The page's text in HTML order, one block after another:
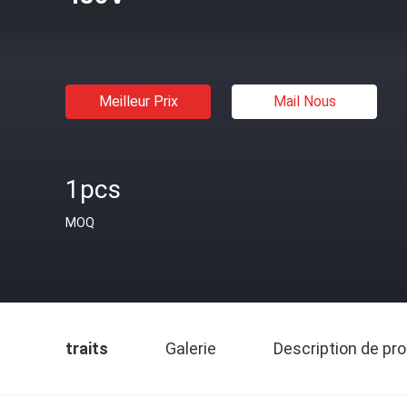
Meilleur Prix Mail Nous
1pcs
MOQ
traits Galerie Description de